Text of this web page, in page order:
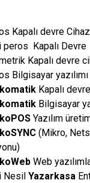
Kapalı devre
peros Kapalı Devre
Kapalı devre
Bilgisayar yazılımı
Kapalı
Bilgisayar
Yazılım
(Mikro,
Web
Nesil Yazarkasa